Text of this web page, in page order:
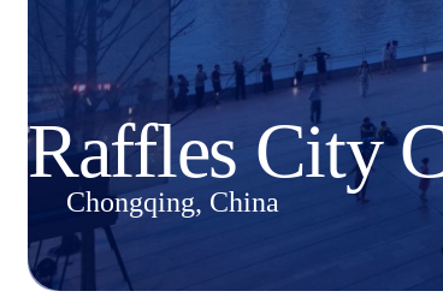
Raffles City
Chongqing, China